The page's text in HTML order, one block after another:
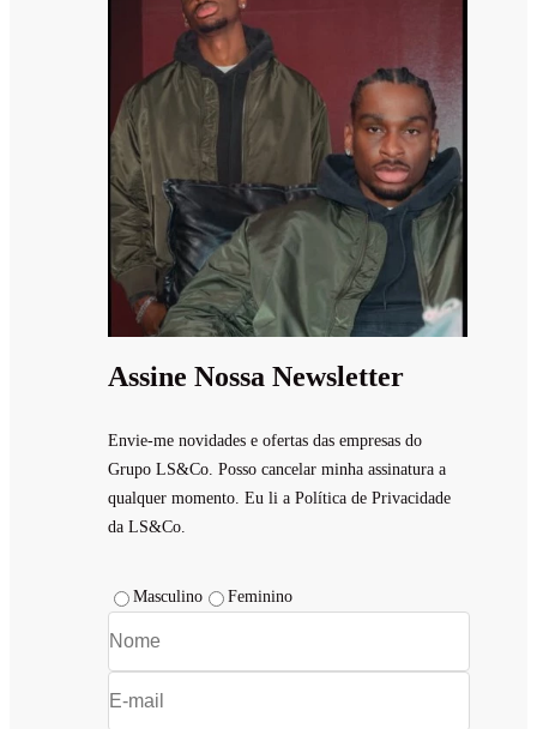
Assine Nossa Newsletter
Envie-me novidades e ofertas das empresas do
Grupo LS&Co. Posso cancelar minha assinatura a
qualquer momento. Eu li a Política de Privacidade
da LS&Co.
Masculino Feminino